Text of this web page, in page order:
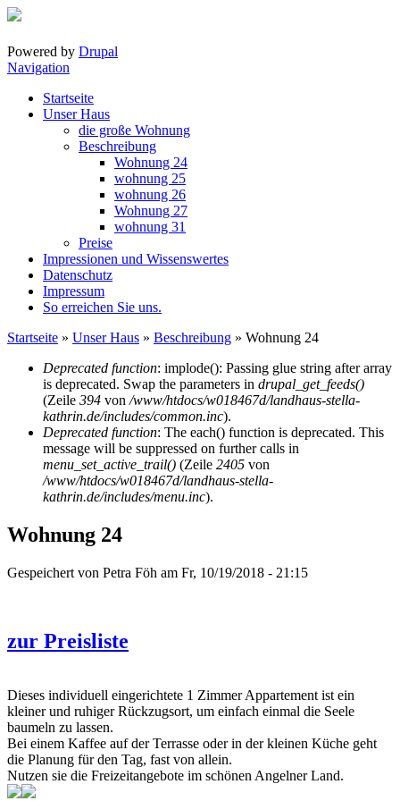
Direkt zum Inhalt
Powered by Drupal
Navigation
Startseite
Unser Haus
die große Wohnung
Beschreibung
Wohnung 24
wohnung 25
wohnung 26
Wohnung 27
wohnung 31
Preise
Impressionen und Wissenswertes
Datenschutz
Impressum
So erreichen Sie uns.
Sie sind hier
Startseite » Unser Haus » Beschreibung » Wohnung 24
Fehlermeldung
Deprecated function: implode(): Passing glue string after array
is deprecated. Swap the parameters in drupal_get_feeds()
(Zeile 394 von/www/htdocs/w018467d/landhaus-stella-
kathrin.de/includes/common.inc).
Deprecated function: The each() function is deprecated. This
message will be suppressed on further calls in
menu_set_active_trail() (Zeile 2405 von
/www/htdocs/w018467d/landhaus-stella-
kathrin.de/includes/menu.inc).
Wohnung 24
Gespeichert von Petra Föh am Fr, 10/19/2018 - 21:15
zur Preisliste
Dieses individuell eingerichtete 1 Zimmer Appartement ist ein
kleiner und ruhiger Rückzugsort, um einfach einmal die Seele
baumeln zu lassen.
Bei einem Kaffee auf der Terrasse oder in der kleinen Küche geht
die Planung für den Tag, fast von allein.
Nutzen sie die Freizeitangebote im schönen Angelner Land.